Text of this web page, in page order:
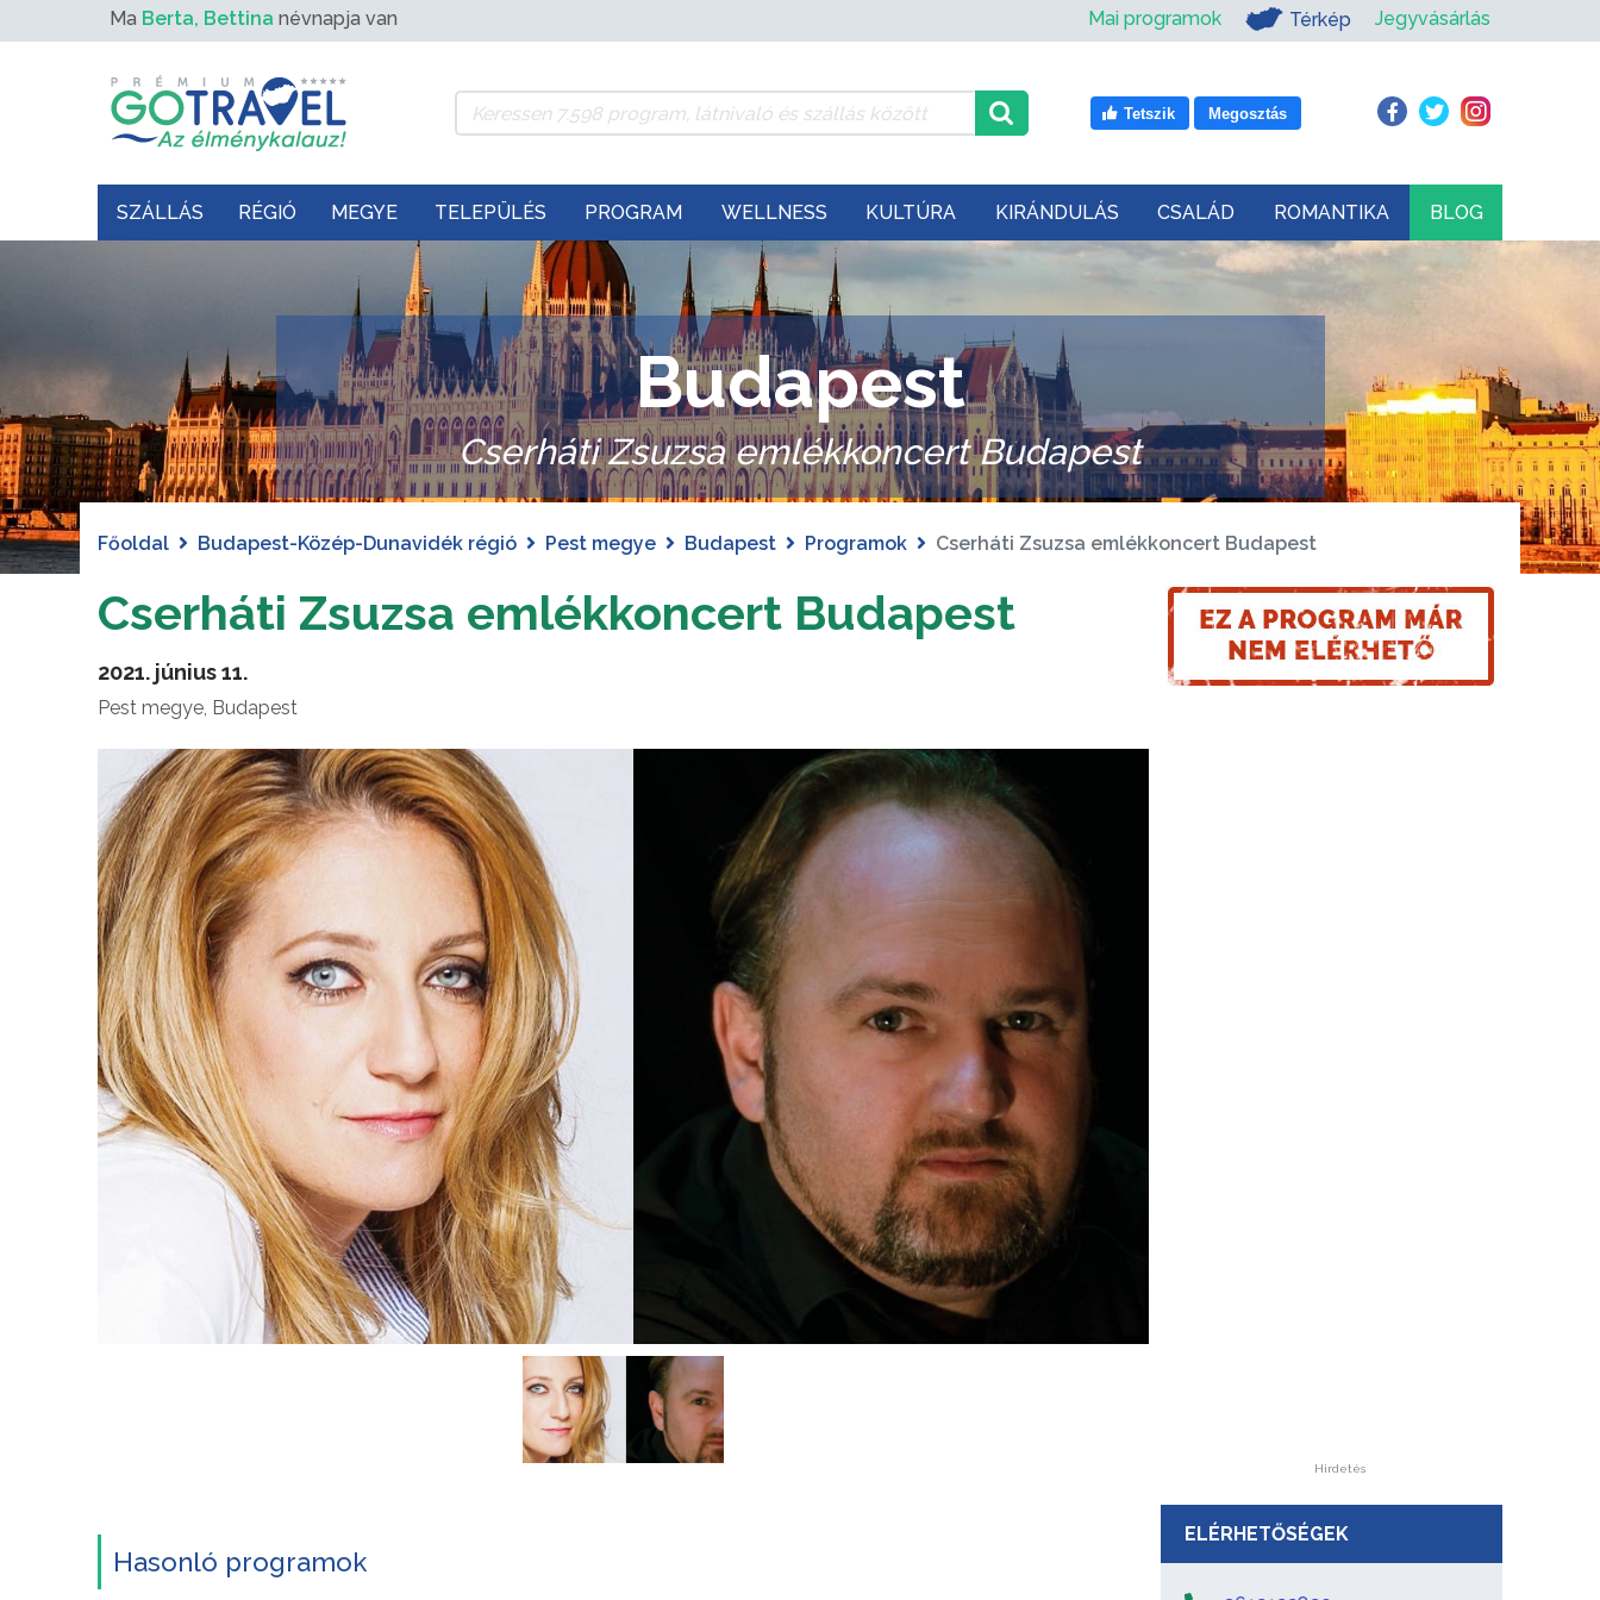
Ma Berta, Bettina névnapja van Mai programok Térkép Jegyvásárlás
Tetszik Megosztás
SZÁLLÁS RÉGIÓ MEGYE TELEPÜLÉS PROGRAM WELLNESS KULTÚRA KIRÁNDULÁS CSALÁD ROMANTIKA BLOG
Budapest
Cserháti Zsuzsa emlékkoncert Budapest
Főoldal Budapest-Közép-Dunavidék régió Pest megye Budapest Programok Cserháti Zsuzsa emlékkoncert Budapest
Cserháti Zsuzsa emlékkoncert Budapest
2021. június 11.
Pest megye, Budapest
Hasonló programok
Hirdetés
ELÉRHETŐSÉGEK